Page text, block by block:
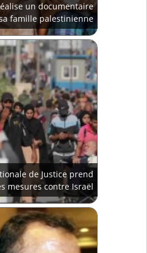
un documentaire
famille palestinienne
de Justice prend
mesures contre Israël